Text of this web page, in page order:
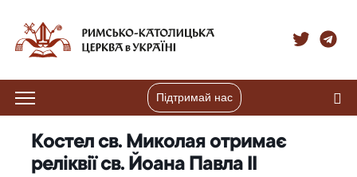
Підтримай нас
Костел св. Миколая отримає
реліквії св. Йоана Павла ІІ